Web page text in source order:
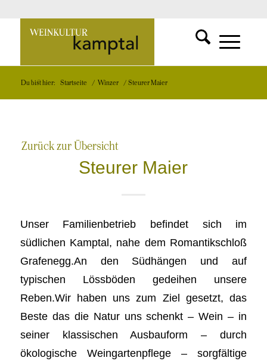
MENÜ
MENÜ
Du bist hier: Startseite / Winzer / Steurer Maier
Zurück zur Übersicht
Steurer Maier
Unser Familienbetrieb befindet sich im
südlichen Kamptal, nahe dem Romantikschloß
Grafenegg.An den Südhängen und auf
typischen Lössböden gedeihen unsere
Reben.Wir haben uns zum Ziel gesetzt, das
Beste das die Natur uns schenkt – Wein – in
seiner klassischen Ausbauform – durch
ökologische Weingartenpflege – sorgfältige